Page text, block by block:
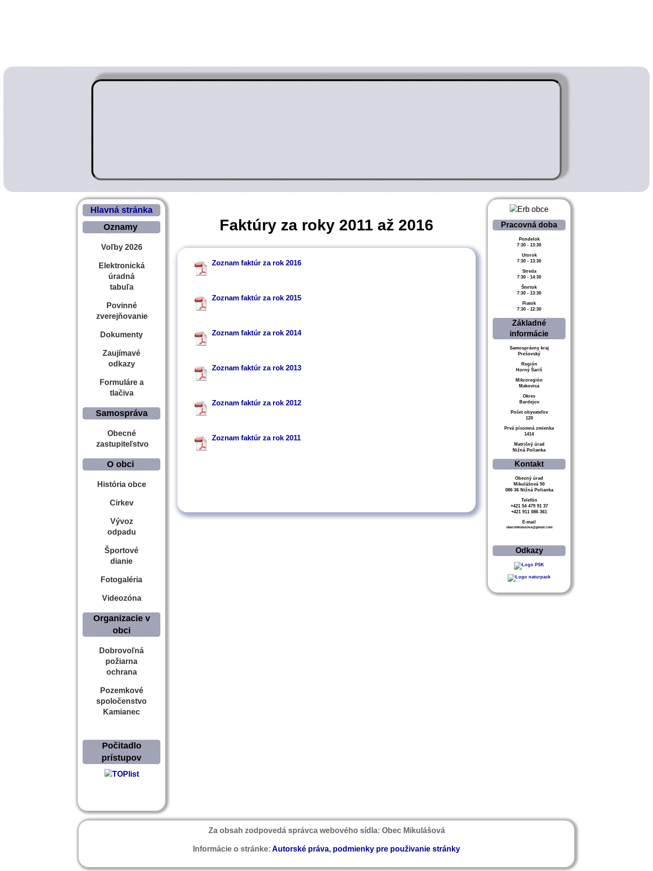
Hlavná stránka
Oznamy
Voľby 2026
Elektronická
úradná
tabuľa
Povinné
zverejňovanie
Dokumenty
Zaujímavé
odkazy
Formuláre a
tlačiva
Samospráva
Obecné
zastupiteľstvo
O obci
História obce
Cirkev
Vývoz
odpadu
Športové
dianie
Fotogaléria
Videozóna
Organizacie v
obci
Dobrovoľná
požiarna
ochrana
Pozemkové
spoločenstvo
Kamianec
Počitadlo
prístupov
Faktúry za roky 2011 až 2016
Zoznam faktúr za rok 2016
Zoznam faktúr za rok 2015
Zoznam faktúr za rok 2014
Zoznam faktúr za rok 2013
Zoznam faktúr za rok 2012
Zoznam faktúr za rok 2011
Pracovná doba
Pondelok
7:30 - 13:30
Utorok
7:30 - 13:30
Streda
7:30 - 14:30
Štvrtok
7:30 - 13:30
Piatok
7:30 - 12:30
Základné
informácie
Samosprávny kraj
Prešovský
Región
Horný Šariš
Mikroregión
Makovica
Okres
Bardejov
Počet obyvateľov
120
Prvá písomná zmienka
1414
Matričný úrad
Nižná Polianka
Kontakt
Obecný úrad
Mikulášová 50
086 36 Nižná Polianka
Telefón
+421 54 479 91 37
+421 911 086 361
E-mail
obecmikulasova@gmail.com
Odkazy
Za obsah zodpovedá správca webového sídla: Obec Mikulášová
Informácie o stránke: Autorské práva, podmienky pre použivanie stránky